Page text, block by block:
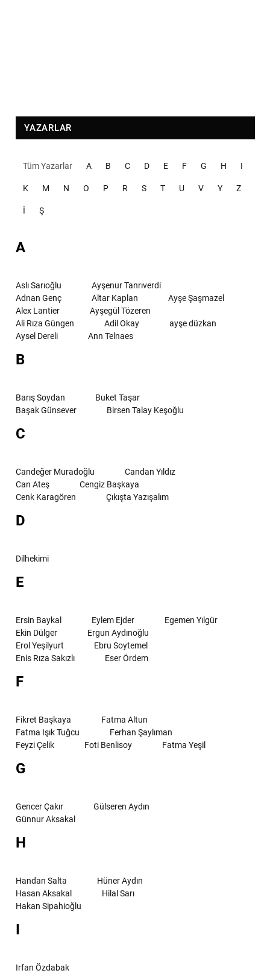
YAZARLAR
Tüm Yazarlar A B C D E F G H I
K M N O P R S T U V Y Z
İ Ş
A
Aslı Sarıoğlu
Ayşenur Tanrıverdi
Adnan Genç
Altar Kaplan
Ayşe Şaşmazel
Alex Lantier
Ayşegül Tözeren
Ali Rıza Güngen
Adil Okay
ayşe düzkan
Aysel Dereli
Ann Telnaes
B
Barış Soydan
Buket Taşar
Başak Günsever
Birsen Talay Keşoğlu
C
Candeğer Muradoğlu
Candan Yıldız
Can Ateş
Cengiz Başkaya
Cenk Karagören
Çıkışta Yazışalım
D
Dilhekimi
E
Ersin Baykal Eylem Ejder
Egemen Yılgür
Ekin Dülger
Ergun Aydınoğlu
Erol Yeşilyurt
Ebru Soytemel
Enis Rıza Sakızlı
Eser Ördem
F
Fikret Başkaya
Fatma Altun
Fatma Işık Tuğcu
Ferhan Şaylıman
Feyzi Çelik
Foti Benlisoy Fatma Yeşil
G
Gencer Çakır
Gülseren Aydın
Günnur Aksakal
H
Handan Salta
Hüner Aydın
Hasan Aksakal
Hilal Sarı
Hakan Sipahioğlu
I
Irfan Özdabak